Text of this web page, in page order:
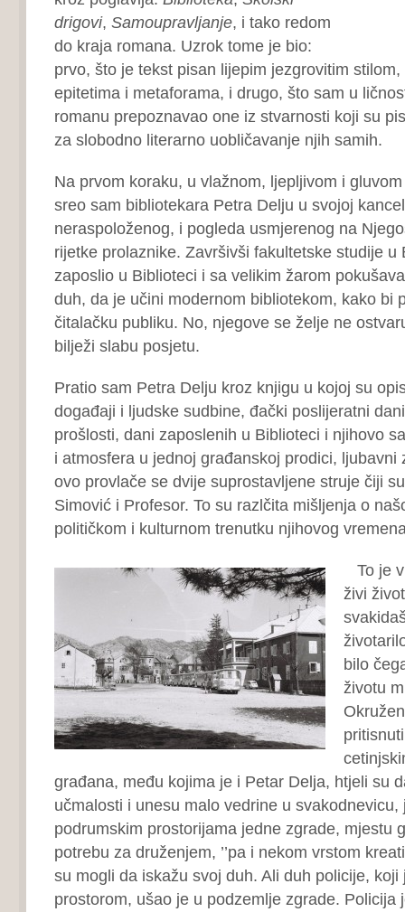
drigovi, Samoupravljanje, i tako redom
do kraja romana. Uzrok tome je bio:
prvo, što je tekst pisan lijepim jezgrovitim
epitetima i metaforama, i drugo, što sam u
romanu prepoznavao one iz stvarnosti koji su
za slobodno literarno uobličavanje njih samih.
Na prvom koraku, u vlažnom, ljepljivom i
sreo sam bibliotekara Petra Delju u svojoj
neraspoloženog, i pogleda usmjerenog na
rijetke prolaznike. Završivši fakultetske studije u
zaposlio u Biblioteci i sa velikim žarom
duh, da je učini modernom bibliotekom, kako bi
čitalačku publiku. No, njegove se želje ne
bilježi slabu posjetu.
Pratio sam Petra Delju kroz knjigu u kojoj su
događaji i ljudske sudbine, đački poslijeratni
prošlosti, dani zaposlenih u Biblioteci i njihovo
i atmosfera u jednoj građanskoj prodici, ljubavni
ovo provlače se dvije suprostavljene struje čiji
Simović i Profesor. To su razlčita mišljenja o
političkom i kulturnom trenutku njihovog
To je
živi
bilo
životu
građana, među kojima je i Petar Delja, htjeli su
učmalosti i unesu malo vedrine u
podrumskim prostorijama jedne zgrade, mjestu
potrebu za druženjem, ’’pa i nekom vrstom
su mogli da iskažu svoj duh. Ali duh policije,
prostorom, ušao je u podzemlje zgrade. Policija